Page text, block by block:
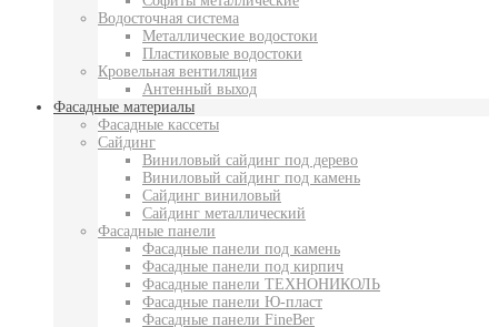
Водосточная система
Металлические водостоки
Пластиковые водостоки
Кровельная вентиляция
Антенный выход
Фасадные материалы
Фасадные кассеты
Сайдинг
Виниловый сайдинг под дерево
Виниловый сайдинг под камень
Сайдинг виниловый
Сайдинг металлический
Фасадные панели
Фасадные панели под камень
Фасадные панели под кирпич
Фасадные панели ТЕХНОНИКОЛЬ
Фасадные панели Ю-пласт
Фасадные панели FineBer